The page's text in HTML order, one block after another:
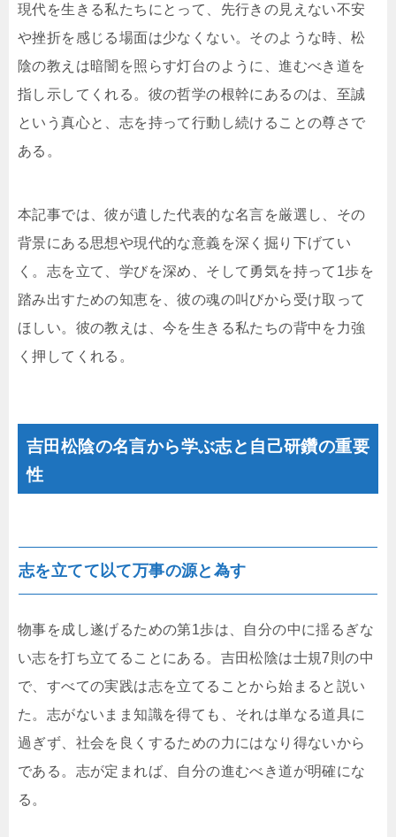
現代を生きる私たちにとって、先行きの見えない不安
や挫折を感じる場面は少なくない。そのような時、松
陰の教えは暗闇を照らす灯台のように、進むべき道を
指し示してくれる。彼の哲学の根幹にあるのは、至誠
という真心と、志を持って行動し続けることの尊さで
ある。
本記事では、彼が遺した代表的な名言を厳選し、その
背景にある思想や現代的な意義を深く掘り下げてい
く。志を立て、学びを深め、そして勇気を持って1歩を
踏み出すための知恵を、彼の魂の叫びから受け取って
ほしい。彼の教えは、今を生きる私たちの背中を力強
く押してくれる。
吉田松陰の名言から学ぶ志と自己研鑽の重要
性
志を立てて以て万事の源と為す
物事を成し遂げるための第1歩は、自分の中に揺るぎな
い志を打ち立てることにある。吉田松陰は士規7則の中
で、すべての実践は志を立てることから始まると説い
た。志がないまま知識を得ても、それは単なる道具に
過ぎず、社会を良くするための力にはなり得ないから
である。志が定まれば、自分の進むべき道が明確にな
る。